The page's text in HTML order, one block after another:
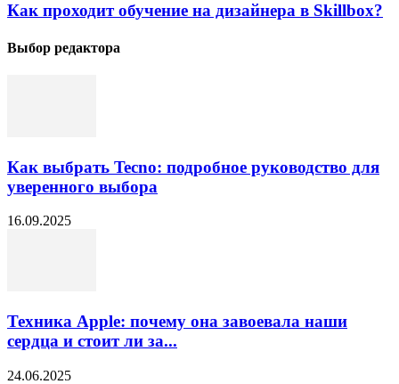
Как проходит обучение на дизайнера в Skillbox?
Выбор редактора
Как выбрать Tecno: подробное руководство для
уверенного выбора
16.09.2025
Техника Apple: почему она завоевала наши
сердца и стоит ли за...
24.06.2025